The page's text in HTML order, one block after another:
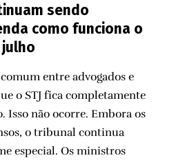
sendo
como funciona o
entre advogados e
o STJ fica completamente
Isso não ocorre. Embora os
o tribunal continua
especial. Os ministros